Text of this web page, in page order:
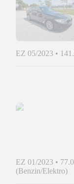
EZ 05/2023 •
EZ 01/2023 •
(Benzin/Elektro)